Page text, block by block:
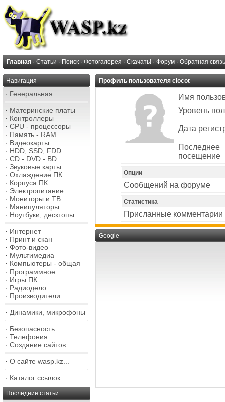
Главная · Статьи · Поиск · Фотогалерея · Скачать! · Форум · Обратная связь
Навигация
· Генеральная
· Материнские платы
· Контроллеры
· CPU - процессоры
· Память - RAM
· Видеокарты
· HDD, SSD, FDD
· CD - DVD - BD
· Звуковые карты
· Охлаждение ПК
· Корпуса ПК
· Электропитание
· Мониторы и ТВ
· Манипуляторы
· Ноутбуки, десктопы
· Интернет
· Принт и скан
· Фото-видео
· Мультимедиа
· Компьютеры - общая
· Программное
· Игры ПК
· Радиодело
· Производители
· Динамики, микрофоны
· Безопасность
· Телефония
· Создание сайтов
· О сайте wasp.kz...
· Каталог ссылок
Последние статьи
Профиль пользователя clocot
Имя
Уровень
Дата
Последнее
посещение
Опции
Сообщений на форуме
Статистика
Присланные комментарии
Google